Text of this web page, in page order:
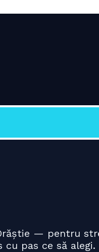
— pentru
pas ce să alegi.